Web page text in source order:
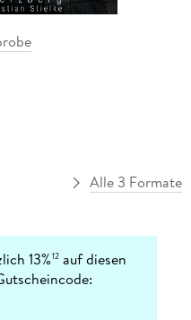
Alle 3 Formate
13%12 auf diesen